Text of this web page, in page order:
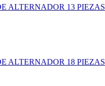
ALTERNADOR 13 PIEZAS
ALTERNADOR 18 PIEZAS